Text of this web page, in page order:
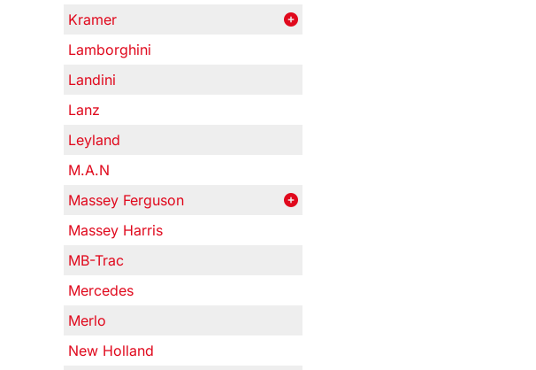
Kramer
Lamborghini
Landini
Lanz
Leyland
M.A.N
Massey Ferguson
Massey Harris
MB-Trac
Mercedes
Merlo
New Holland